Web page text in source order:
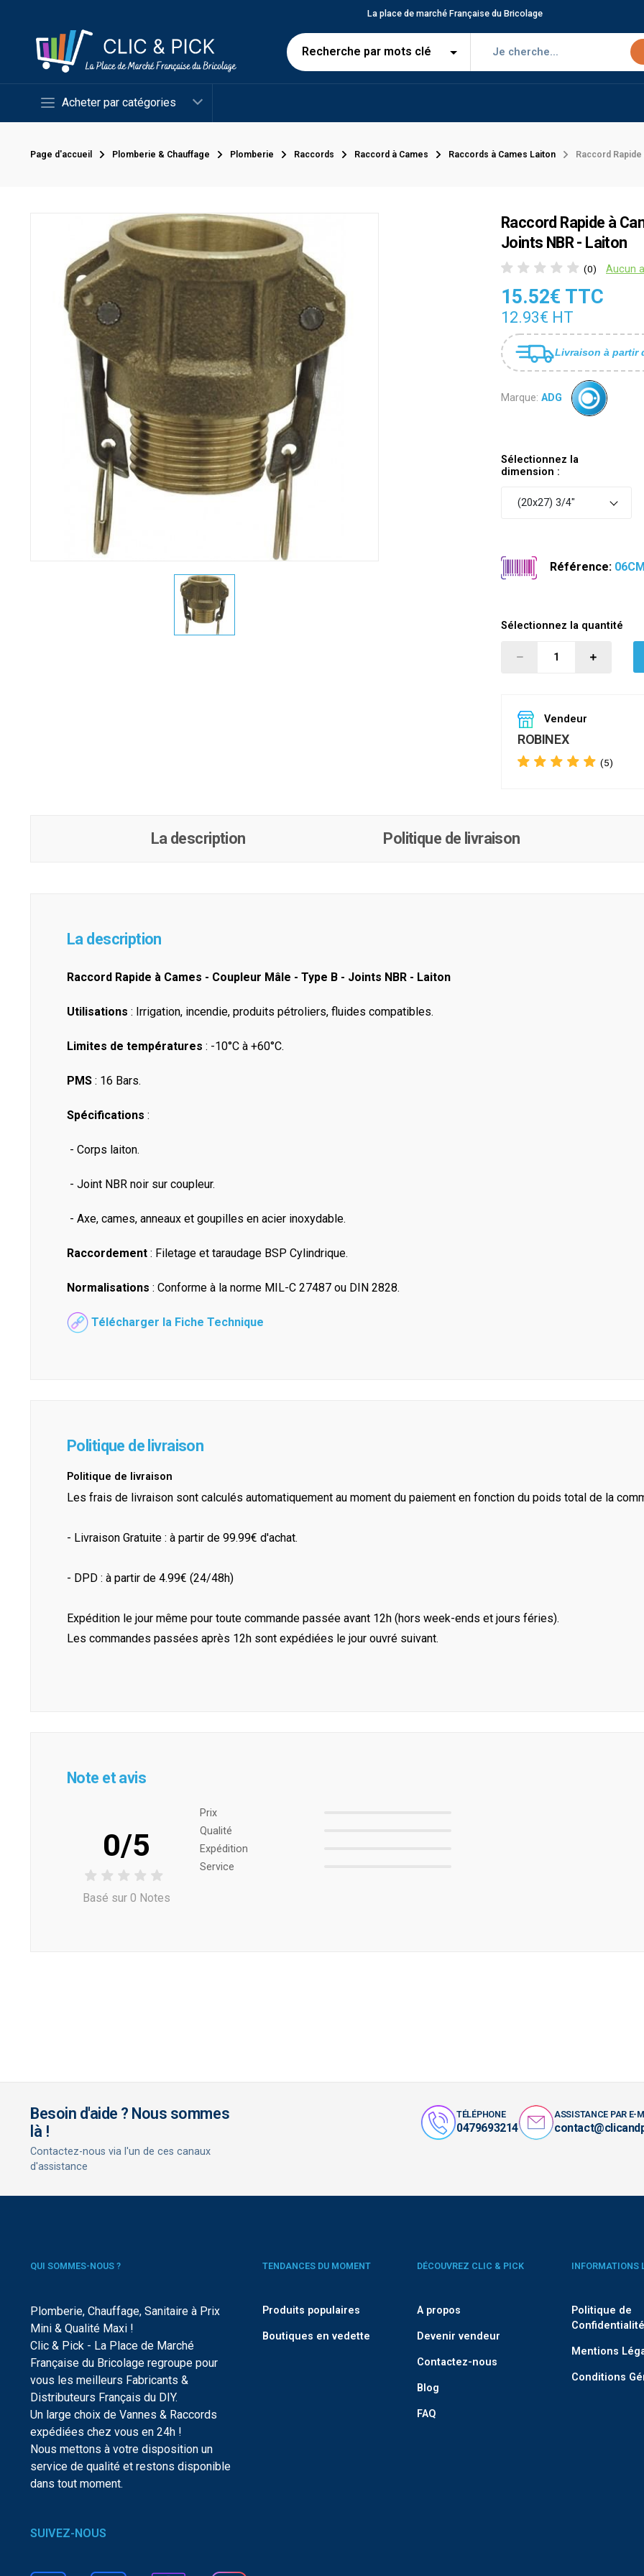
La place de marché Française du Bricolage
Acheter par catégories
Page d'accueil Plomberie & Chauffage Plomberie Raccords Raccord à Cames Raccords à Cames Laiton Raccord
Raccord Rapide à
Joints NBR - Laiton
(0) Aucun
15.52€ TTC
12.93€ HT
Livraison à partir
Marque: ADG
Sélectionnez la
dimension :
(20x27) 3/4"
Référence:
Sélectionnez la quantité
Vendeur
ROBINEX
(5)
La description Politique de livraison
La description
Raccord Rapide à Cames - Coupleur Mâle - Type B - Joints NBR - Laiton
Utilisations : Irrigation, incendie, produits pétroliers, fluides compatibles.
Limites de températures : -10°C à +60°C.
PMS : 16 Bars.
Spécifications :
- Corps laiton.
- Joint NBR noir sur coupleur.
- Axe, cames, anneaux et goupilles en acier inoxydable.
Raccordement : Filetage et taraudage BSP Cylindrique.
Normalisations : Conforme à la norme MIL-C 27487 ou DIN 2828.
Télécharger la Fiche Technique
Politique de livraison
Politique de livraison
Les frais de livraison sont calculés automatiquement au moment du paiement en fonction du poids total de la
- Livraison Gratuite : à partir de 99.99€ d'achat.
- DPD : à partir de 4.99€ (24/48h)
Expédition le jour même pour toute commande passée avant 12h (hors week-ends et jours féries).
Les commandes passées après 12h sont expédiées le jour ouvré suivant.
Note et avis
0/5
Basé sur 0 Notes
Prix ​​
Qualité
Expédition
Service
Besoin d'aide ? Nous sommes
là !
Contactez-nous via l'un de ces canaux
d'assistance
TÉLÉPHONE
0479693214
ASSISTANCE PAR E-
QUI SOMMES-NOUS ?
Plomberie, Chauffage, Sanitaire à Prix
Mini & Qualité Maxi !
Clic & Pick - La Place de Marché
Française du Bricolage regroupe pour
vous les meilleurs Fabricants &
Distributeurs Français du DIY.
Un large choix de Vannes & Raccords
expédiées chez vous en 24h !
Nous mettons à votre disposition un
service de qualité et restons disponible
dans tout moment.
TENDANCES DU MOMENT
Produits populaires
Boutiques en vedette
DÉCOUVREZ CLIC & PICK
A propos
Devenir vendeur
Contactez-nous
Blog
FAQ
INFORMATIONS
Politique de
Confidentialité
Mentions
Conditions
SUIVEZ-NOUS